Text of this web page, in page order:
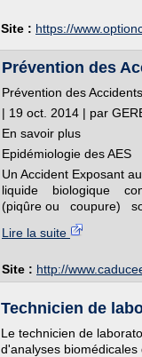
Site : https://
Prévention des
Prévention des
| 19 oct. 2014 | par
En savoir plus
Epidémiologie des AES
Un Accident Exposant
liquide biologique
(piqûre ou coupure)
Lire la suite
Site : http://
Technicien de
Le technicien de
d'analyses